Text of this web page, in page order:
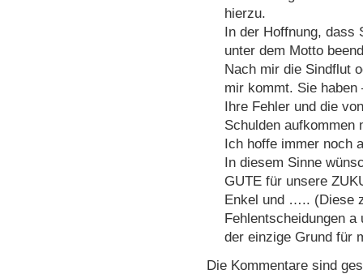
hierzu.
In der Hoffnung, dass
unter dem Motto
Nach mir die Sindflut
mir kommt. Sie
Ihre Fehler und die
Schulden aufkommen
Ich hoffe immer noch
In diesem Sinne
GUTE für unsere
Enkel und ….. (Diese
Fehlentscheidungen
der einzige Grund für
Die Kommentare sind